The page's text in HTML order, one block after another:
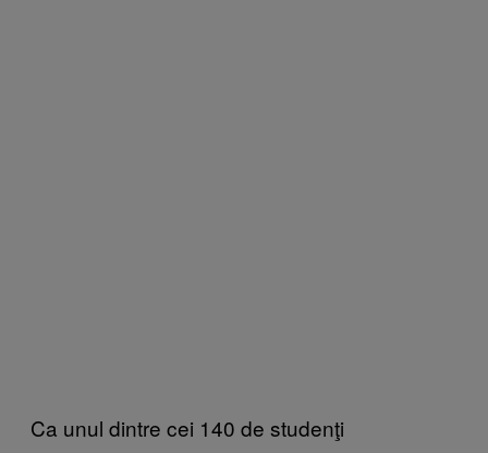
Ca unul dintre cei 140 de studenţi